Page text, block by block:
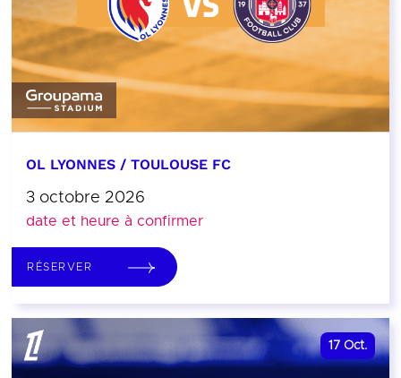
OL LYONNES / TOULOUSE FC
3 octobre 2026
date et heure à confirmer
RÉSERVER
17 Oct.